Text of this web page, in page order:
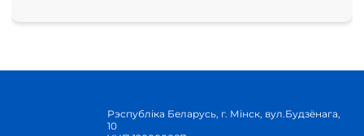
Рэспубліка Беларусь, г. Мінск, вул.Будзёнага,
10